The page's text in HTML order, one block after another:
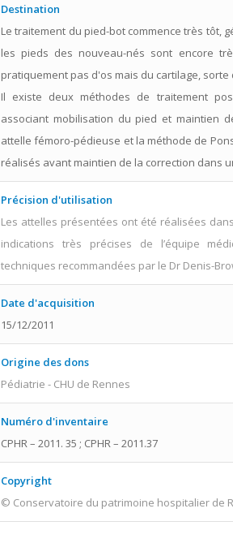
Destination
Le traitement du pied-bot commence très tôt,
les pieds des nouveau-nés sont encore
pratiquement pas d'os mais du cartilage, sorte
Il existe deux méthodes de traitement
associant mobilisation du pied et maintien
attelle fémoro-pédieuse et la méthode de
réalisés avant maintien de la correction dans
Précision d'utilisation
Les attelles présentées ont été réalisées
indications très précises de l’équipe
techniques recommandées par le Dr Denis-
Date d'acquisition
15/12/2011
Origine des dons
Pédiatrie - CHU de Rennes
Numéro d'inventaire
CPHR – 2011. 35 ; CPHR – 2011.37
Copyright
© Conservatoire du patrimoine hospitalier de